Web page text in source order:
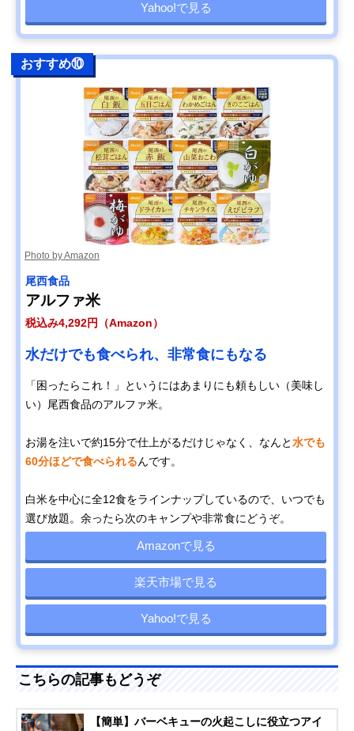
Yahoo!で見る
おすすめ⑩
Photo by Amazon
尾西食品
アルファ米
税込み4,292円（Amazon）
水だけでも食べられ、非常食にもなる
「困ったらこれ！」というにはあまりにも頼もしい（美味し
い）尾西食品のアルファ米。
お湯を注いで約15分で仕上がるだけじゃなく、なんと水でも
60分ほどで食べられるんです。
白米を中心に全12食をラインナップしているので、いつでも
選び放題。余ったら次のキャンプや非常食にどうぞ。
Amazonで見る
楽天市場で見る
Yahoo!で見る
こちらの記事もどうぞ
【簡単】バーベキューの火起こしに役立つアイ